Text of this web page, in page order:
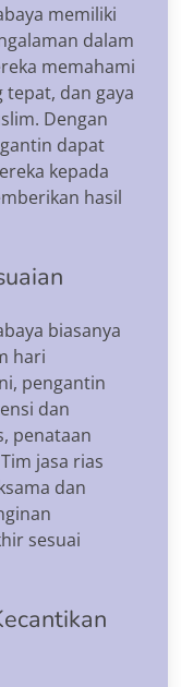
memiliki
dalam
memahami
dan gaya
Dengan
dapat
kepada
hasil
biasanya
hari
pengantin
dan
penataan
jasa rias
dan
sesuai